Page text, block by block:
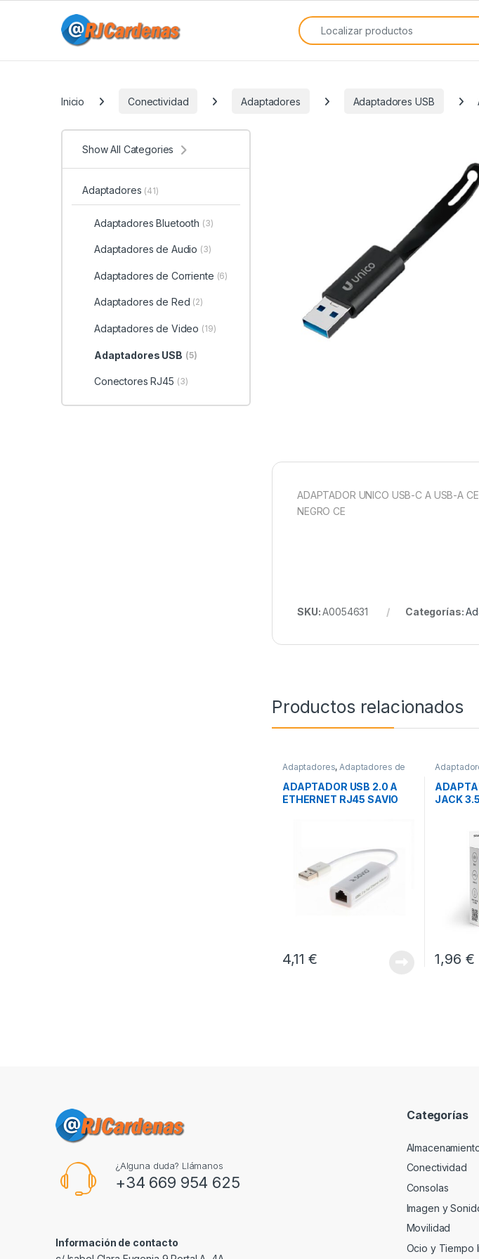
Search for:
Inicio Conectividad Adaptadores Adaptadores USB
ADAPTADOR UNICO USB-C A USB-A
NEGRO CE
SKU:A0054631 Categorías:
Productos relacionados
Adaptadores,Adaptadores de
, Conectividad
ADAPTADOR USB 2.0 A
ETHERNET RJ45 SAVIO
4,11€
Audio
JACK
1,96 €
Show All Categories
Adaptadores (41)
Adaptadores Bluetooth (3)
Adaptadores de Audio (3)
Adaptadores de Corriente (6)
Adaptadores de Red (2)
Adaptadores de Video (19)
Adaptadores USB (5)
Conectores RJ45 (3)
¿Alguna duda? Llámanos
+34 669 954 625
Información de contacto
Categorías
Conectividad
Consolas
Imagen y
Movilidad
Ocio y Tiempo